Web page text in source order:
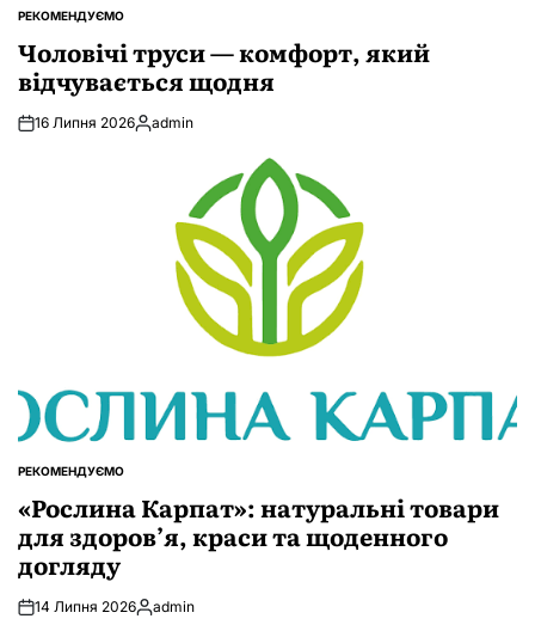
ОПУБЛІКУВАТИ
РЕКОМЕНДУЄМО
Чоловічі труси — комфорт, який
відчувається щодня
16 Липня 2026Опубліковано
admin
ОПУБЛІКУВАТИ
РЕКОМЕНДУЄМО
«Рослина Карпат»: натуральні товари
для здоров’я, краси та щоденного
догляду
14 Липня 2026Опубліковано
admin